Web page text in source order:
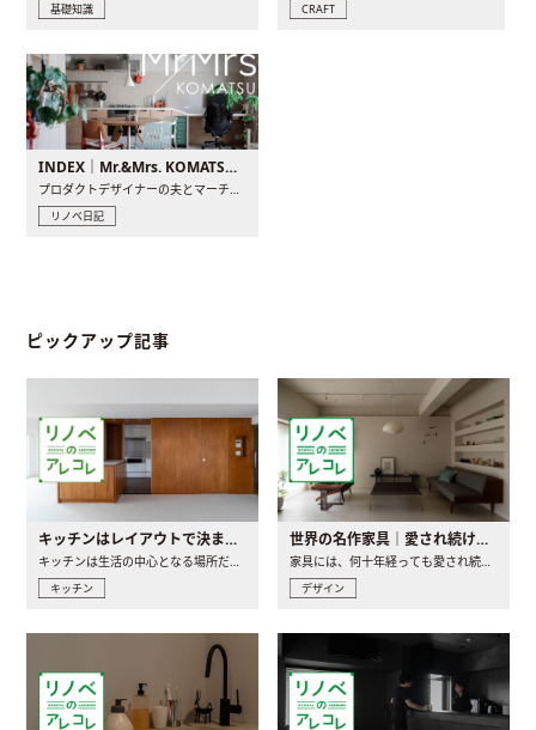
基礎知識 CRAFT
INDEX｜Mr.&Mrs. KOMATSU renovation diary
プロダクトデザイナーの夫とマーチャンダイザーの妻が、夫婦で..
リノベ日記
ピックアップ記事
キッチンはレイアウトで決まる。後悔しないための考え方と選び方
キッチンは生活の中心となる場所だからこそ、家の中のどこに置..
キッチン
世界の名作家具｜愛され続ける理由と一生モノとの出会い方
家具には、何十年経っても愛され続ける「名作」と呼ばれるもの..
デザイン